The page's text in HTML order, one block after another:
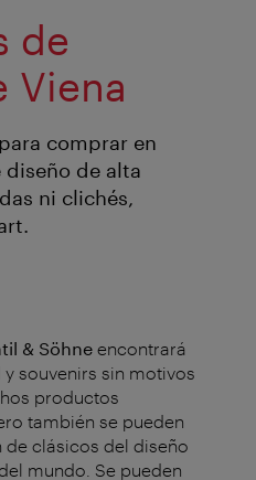
de
Viena
comprar en
diseño de alta
ni clichés,
& Söhne encontrará
souvenirs sin motivos
productos
también se pueden
clásicos del diseño
mundo. Se pueden